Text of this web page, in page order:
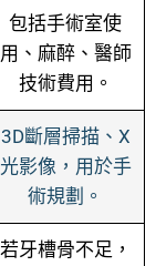
包括手術室使
用、麻醉、醫師
技術費用。
3D斷層掃描、X
光影像，用於手
術規劃。
若牙槽骨不足，